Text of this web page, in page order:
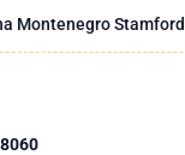
Montenegro Stamford